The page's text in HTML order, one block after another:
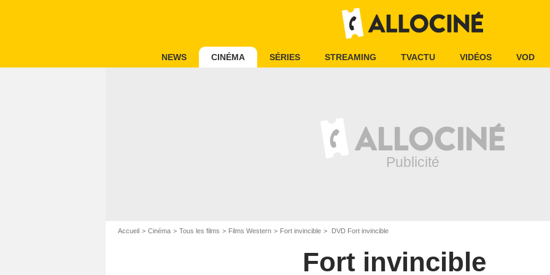
NEWS CINÉMA SÉRIES STREAMING TVACTU VIDÉOS VOD
Accueil Cinéma Tous les films Films Western Fort invincible DVD Fort invincible
Fort invincible